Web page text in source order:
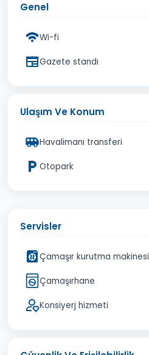
Genel
Wi-fi
Gazete standı
Ulaşım Ve Konum
Havalimanı transferi
Otopark
Servisler
Çamaşır kurutma makinesi
Çamaşırhane
Konsiyerj hizmeti